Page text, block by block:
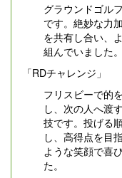
グラウンドゴル
です。絶妙な力
を共有し合い、
組んでいました。
「RDチャレンジ」
フリスビーで的
し、次の人へ渡
技です。投げる
し、高得点を目
ような笑顔で喜
た。